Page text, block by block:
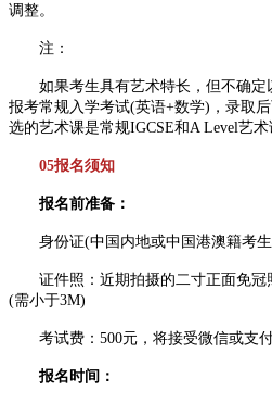
调整。
注：
如果考生具有艺术特长，但不确定
报考常规入学考试(英语+数学)，录取
选的艺术课是常规IGCSE和A Level艺术
05报名须知
报名前准备：
身份证(中国内地或中国港澳籍考生
证件照：近期拍摄的二寸正面免冠
(需小于3M)
考试费：500元，将接受微信或支
报名时间：